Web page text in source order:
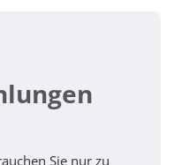
Sie nur zu